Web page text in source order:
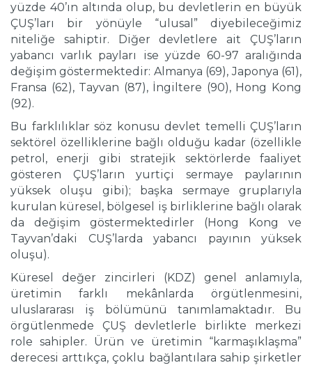
yüzde 40’ın altında olup, bu devletlerin en büyük
ÇUŞ’ları bir yönüyle “ulusal” diyebileceğimiz
niteliğe sahiptir. Diğer devletlere ait ÇUŞ’ların
yabancı varlık payları ise yüzde 60-97 aralığında
değişim göstermektedir: Almanya (69), Japonya (61),
Fransa (62), Tayvan (87), İngiltere (90), Hong Kong
(92).
Bu farklılıklar söz konusu devlet temelli ÇUŞ’ların
sektörel özelliklerine bağlı olduğu kadar (özellikle
petrol, enerji gibi stratejik sektörlerde faaliyet
gösteren ÇUŞ’ların yurtiçi sermaye paylarının
yüksek oluşu gibi); başka sermaye gruplarıyla
kurulan küresel, bölgesel iş birliklerine bağlı olarak
da değişim göstermektedirler (Hong Kong ve
Tayvan’daki CUŞ’larda yabancı payının yüksek
oluşu).
Küresel değer zincirleri (KDZ) genel anlamıyla,
üretimin farklı mekânlarda örgütlenmesini,
uluslararası iş bölümünü tanımlamaktadır. Bu
örgütlenmede ÇUŞ devletlerle birlikte merkezi
role sahipler. Ürün ve üretimin “karmaşıklaşma”
derecesi arttıkça, çoklu bağlantılara sahip şirketler